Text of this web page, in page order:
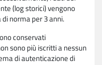
(log storici) vengono
norma per 3 anni.
conservati
sono più iscritti a nessun
di autenticazione di